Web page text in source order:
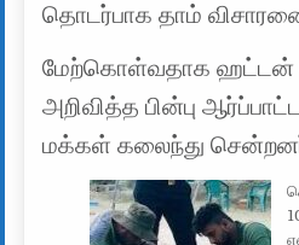
தொடர்பாக தாம்
மேற்கொள்வதாக ஹட்டன்
அறிவித்த பின்பு
மக்கள் கலைந்து